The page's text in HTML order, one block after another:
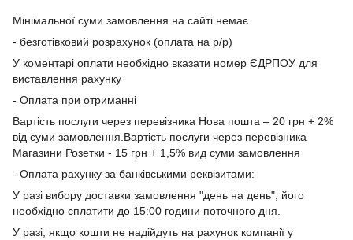
Мінімальної суми замовлення на сайті немає.
- безготівковий розрахунок (оплата на р/р)
У коментарі оплати необхідно вказати номер ЄДРПОУ для
виставлення рахунку
- Оплата при отриманні
Вартість послуги через перевізника Нова пошта – 20 грн + 2%
від суми замовлення.Вартість послуги через перевізника
Магазини Розетки - 15 грн + 1,5% вид суми замовлення
- Оплата рахунку за банківськими реквізитами:
У разі вибору доставки замовлення "день на день", його
необхідно сплатити до 15:00 години поточного дня.
У разі, якщо кошти не надійдуть на рахунок компанії у